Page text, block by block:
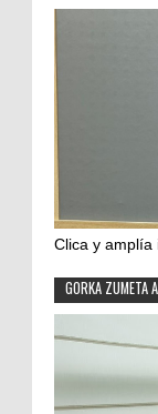
Clica y amplía
GORKA ZUMETA